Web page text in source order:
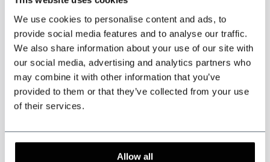
We use cookies to personalise content and ads, to
provide social media features and to analyse our traffic.
We also share information about your use of our site with
our social media, advertising and analytics partners who
may combine it with other information that you’ve
provided to them or that they’ve collected from your use
of their services.
Allow all
erhalten. Wenn Sie sich diesbezüglich nicht sicher sind, lassen Sie sich von
einem Schneider oder Reiseschneider ausmessen.
Spezifikationen
3-teiliger Tweedanzug Grünes Fischgrätmuster